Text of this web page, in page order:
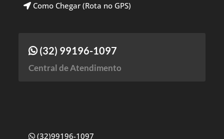
Como Chegar (Rota no GPS)
(32) 99196-1097
Central de Atendimento
(32)99196-1097